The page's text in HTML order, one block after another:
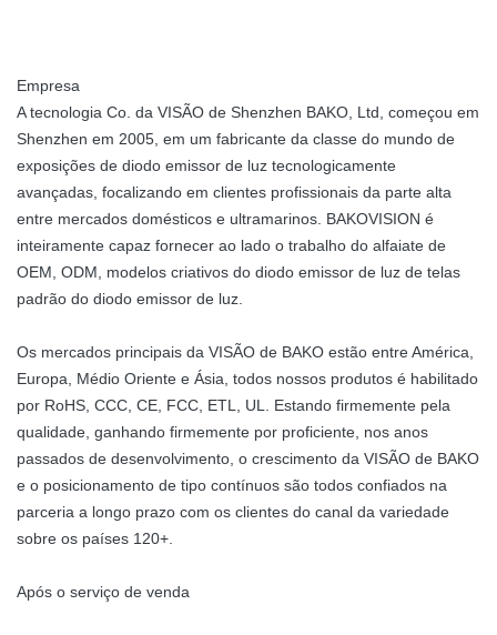
Empresa
A tecnologia Co. da VISÃO de Shenzhen BAKO, Ltd, começou em
Shenzhen em 2005, em um fabricante da classe do mundo de
exposições de diodo emissor de luz tecnologicamente
avançadas, focalizando em clientes profissionais da parte alta
entre mercados domésticos e ultramarinos. BAKOVISION é
inteiramente capaz fornecer ao lado o trabalho do alfaiate de
OEM, ODM, modelos criativos do diodo emissor de luz de telas
padrão do diodo emissor de luz.
Os mercados principais da VISÃO de BAKO estão entre América,
Europa, Médio Oriente e Ásia, todos nossos produtos é habilitado
por RoHS, CCC, CE, FCC, ETL, UL. Estando firmemente pela
qualidade, ganhando firmemente por proficiente, nos anos
passados de desenvolvimento, o crescimento da VISÃO de BAKO
e o posicionamento de tipo contínuos são todos confiados na
parceria a longo prazo com os clientes do canal da variedade
sobre os países 120+.
Após o serviço de venda